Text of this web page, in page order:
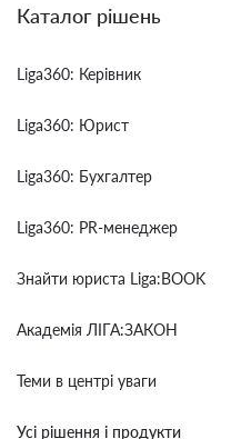
Каталог рішень
Liga360: Керівник
Liga360: Юрист
Liga360: Бухгалтер
Liga360: PR-менеджер
Знайти юриста Liga:BOOK
Академія ЛІГА:ЗАКОН
Теми в центрі уваги
Усі рішення і продукти